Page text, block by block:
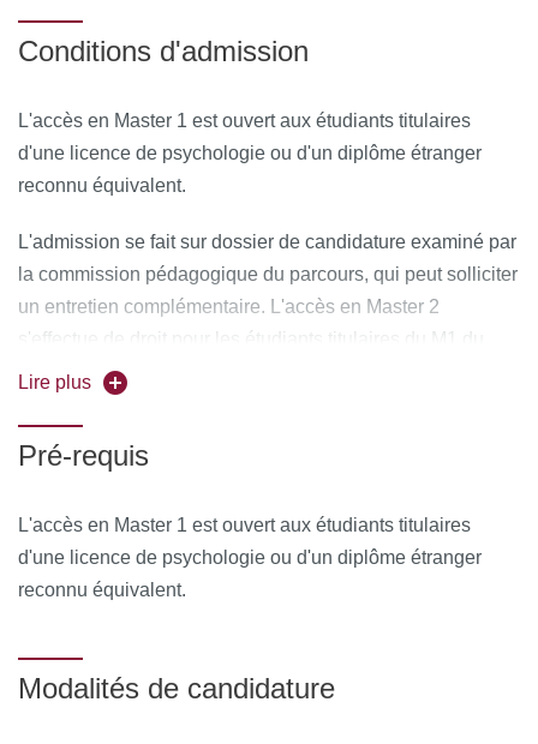
Conditions d'admission
L'accès en Master 1 est ouvert aux étudiants titulaires
d'une licence de psychologie ou d'un diplôme étranger
reconnu équivalent.
L'admission se fait sur dossier de candidature examiné par
la commission pédagogique du parcours, qui peut solliciter
un entretien complémentaire. L'accès en Master 2
s'effectue de droit pour les étudiants titulaires du M1 du
parcours.
L'inscription à ce diplôme est aussi accessible sous
conditions, par validation des études, des expériences
Lire plus
Pré-requis
L'accès en Master 1 est ouvert aux étudiants titulaires
d'une licence de psychologie ou d'un diplôme étranger
reconnu équivalent.
Modalités de candidature